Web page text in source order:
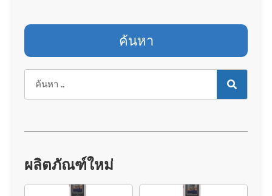
ค้นหา
ผลิตภัณฑ์ใหม่